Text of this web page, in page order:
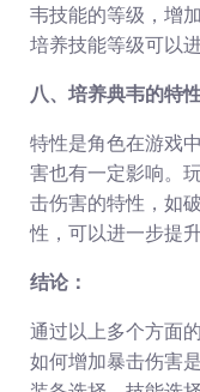
韦技能的等级，增
培养技能等级可以
八、培养典韦的特
特性是角色在游戏
害也有一定影响。
击伤害的特性，如
性，可以进一步提
结论：
通过以上多个方面
如何增加暴击伤害